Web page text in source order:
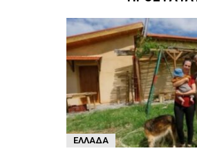
ΕΛΛΆΔΑ